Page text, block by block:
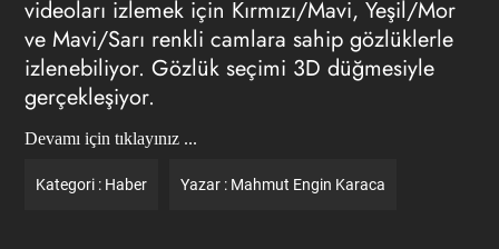
videoları izlemek için Kırmızı/Mavi, Yeşil/Mor
ve Mavi/Sarı renkli camlara sahip gözlüklerle
izlenebiliyor. Gözlük seçimi 3D düğmesiyle
gerçekleşiyor.
Devamı için tıklayınız ...
Kategori : Haber Yazar : Mahmut Engin Karaca